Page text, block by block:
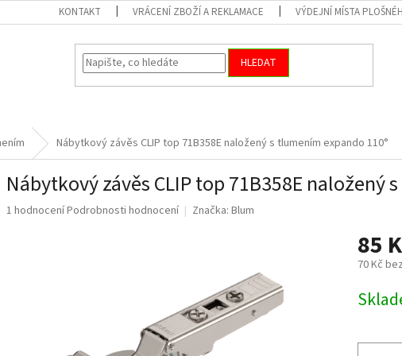
KONTAKT VRÁCENÍ ZBOŽÍ A REKLAMACE VÝDEJNÍ MÍSTA
HLEDAT
Nábytkový závěs CLIP top 71B358E naložený s tlumením expando 110°
Nábytkový závěs CLIP top 71B358E naložený
Průměrné
1 hodnoceníPodrobnosti hodnocení Značka: Blum
85
70 Kč
cena: